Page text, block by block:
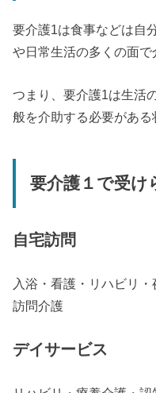
要介護1は食事などは自
や日常生活の多くの面で
つまり、要介護1は生活
般を介助する必要がある
要介護１で受け
自宅訪問
入浴・看護・リハビリ
訪問介護
デイサービス